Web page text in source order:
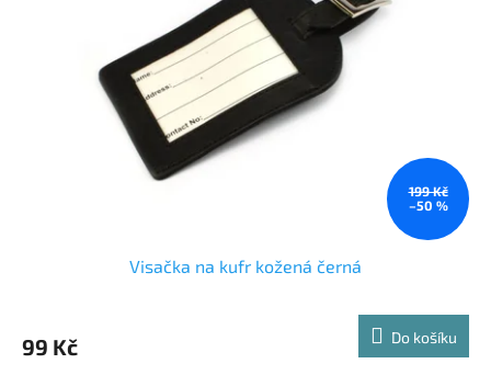
199 Kč
–50 %
Visačka na kufr kožená černá
99 Kč Do košíku